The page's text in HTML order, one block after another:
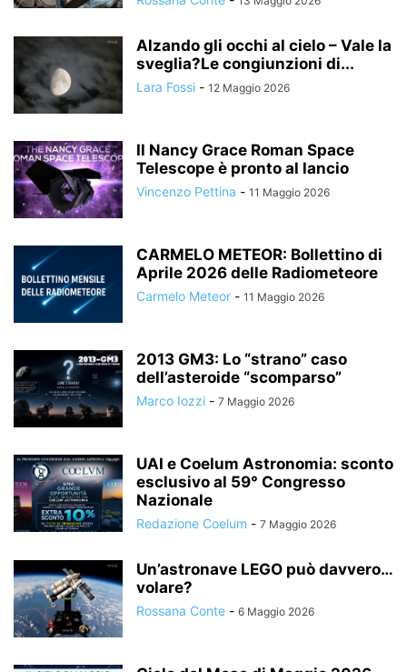
Alzando gli occhi al cielo – Vale la
sveglia?Le congiunzioni di...
Lara Fossi - 12 Maggio 2026
Il Nancy Grace Roman Space
Telescope è pronto al lancio
Vincenzo Pettina - 11 Maggio 2026
CARMELO METEOR: Bollettino di
Aprile 2026 delle Radiometeore
Carmelo Meteor - 11 Maggio 2026
2013 GM3: Lo “strano” caso
dell’asteroide “scomparso”
Marco Iozzi - 7 Maggio 2026
UAI e Coelum Astronomia: sconto
esclusivo al 59° Congresso
Nazionale
Redazione Coelum - 7 Maggio 2026
Un’astronave LEGO può davvero…
volare?
Rossana Conte - 6 Maggio 2026